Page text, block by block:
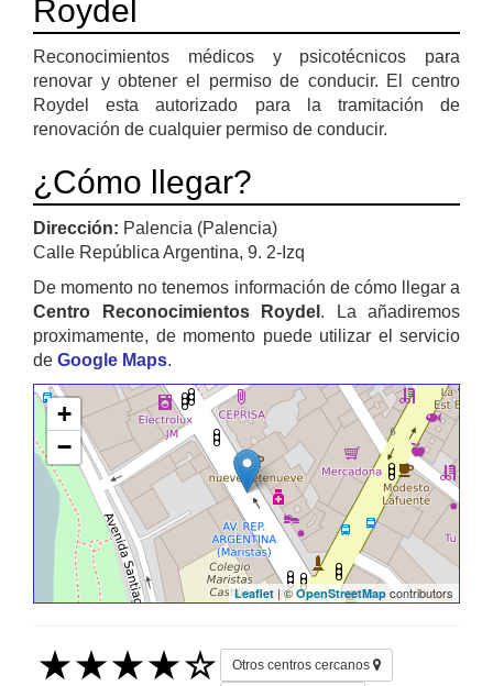
Roydel
Reconocimientos médicos y psicotécnicos para
renovar y obtener el permiso de conducir. El centro
Roydel esta autorizado para la tramitación de
renovación de cualquier permiso de conducir.
¿Cómo llegar?
Dirección: Palencia (Palencia)
Calle República Argentina, 9. 2-Izq
De momento no tenemos información de cómo llegar a
Centro Reconocimientos Roydel . La añadiremos
proximamente, de momento puede utilizar el servicio
de Google Maps.
+
−
Leaflet | ©OpenStreetMap contributors
Otros centros cercanos